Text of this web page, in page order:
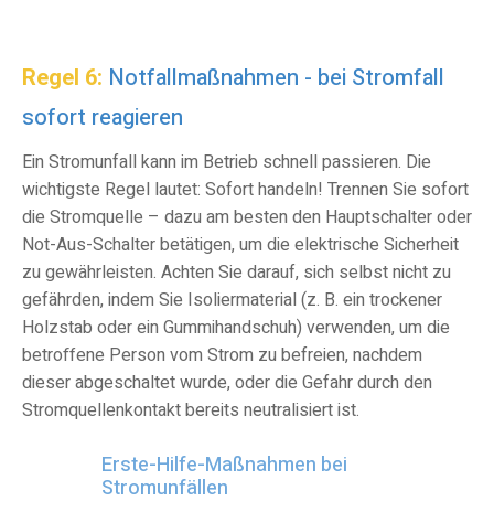
Regel 6: Notfallmaßnahmen - bei Stromfall
sofort reagieren
Ein Stromunfall kann im Betrieb schnell passieren. Die
wichtigste Regel lautet: Sofort handeln! Trennen Sie sofort
die Stromquelle – dazu am besten den Hauptschalter oder
Not-Aus-Schalter betätigen, um die elektrische Sicherheit
zu gewährleisten. Achten Sie darauf, sich selbst nicht zu
gefährden, indem Sie Isoliermaterial (z. B. ein trockener
Holzstab oder ein Gummihandschuh) verwenden, um die
betroffene Person vom Strom zu befreien, nachdem
dieser abgeschaltetwurde, oder die Gefahr durch den
Stromquellenkontakt bereits neutralisiert ist.
Erste-Hilfe-Maßnahmen bei
Stromunfällen